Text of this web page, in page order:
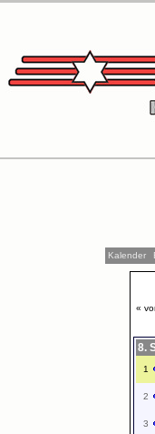
Kalender
«
8.
1
2
3